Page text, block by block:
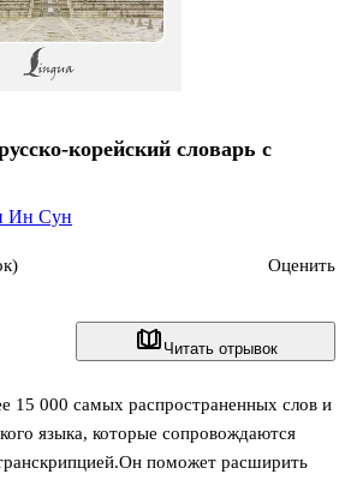
Читать отрывок
15 000 самых распространенных слов и
языка, которые сопровождаются
поможет расширить
корейский словарь с
Ин Сун
Оценить